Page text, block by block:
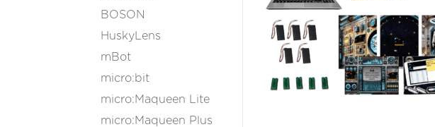
BOSON
HuskyLens
mBot
micro:bit
micro:Maqueen Lite
micro:Maqueen Plus